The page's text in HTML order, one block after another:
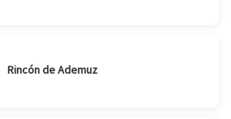
Rincón de Ademuz